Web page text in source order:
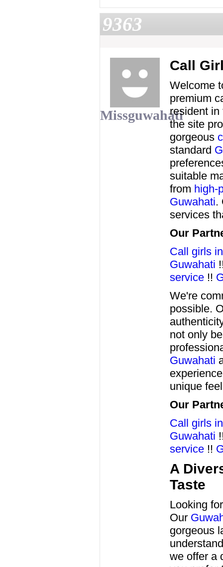
9363
Missguwahati
Call
Welcome
premium
resident in
the site
gorgeous
standard
suitable
from high-
Guwahati.
services
Our
Call girls
Guwahati
service !!
We're
possible.
not only
Guwahati
unique
Our
Call girls
Guwahati
service !!
A
Taste
Looking
Our
gorgeous
we offer a